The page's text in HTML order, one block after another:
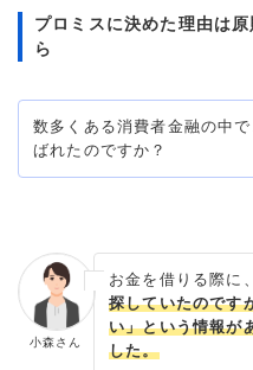
プロミスに決めた理由は
ら
数多くある消費者金融の中
ばれたのですか？
小森さん
お金を借りる際に、
探していたのです
い」という情報が
した。